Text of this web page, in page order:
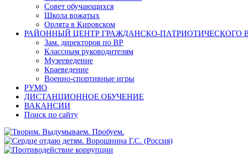
Совет обучающихся
Школа вожатых
Орлята в Кировском
РАЙОННЫЙ ЦЕНТР ГРАЖДАНСКО-ПАТРИОТИЧЕСКОГО
Зам. директоров по ВР
Классным руководителям
Музееведение
Краеведение
Военно-спортивные игры
РУМО
ДИСТАНЦИОННОЕ ОБУЧЕНИЕ
ВАКАНСИИ
Поиск по сайту